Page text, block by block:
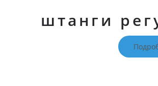
штанги